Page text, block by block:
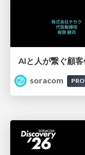
soracom
PRO